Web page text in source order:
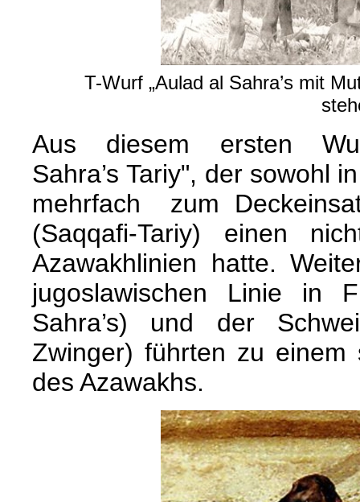
T-Wurf „Aulad al Sahra’s mit
Aus diesem ersten
Sahra’s Tariy", der sowohl
mehrfach zum
(Saqqafi-Tariy) einen
Azawakhlinien hatte.
jugoslawischen Linie in
Sahra’s) und der
Zwinger) führten zu einem
des Azawakhs.